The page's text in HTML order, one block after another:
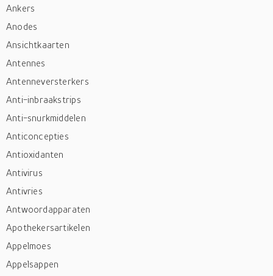
Ankers
Anodes
Ansichtkaarten
Antennes
Antenneversterkers
Anti-inbraakstrips
Anti-snurkmiddelen
Anticoncepties
Antioxidanten
Antivirus
Antivries
Antwoordapparaten
Apothekersartikelen
Appelmoes
Appelsappen